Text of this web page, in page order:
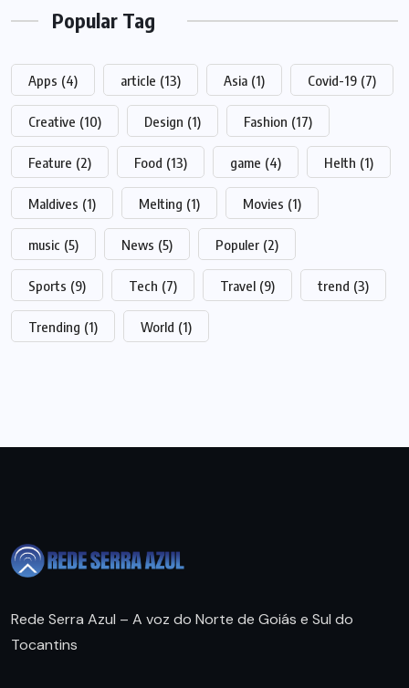
Popular Tag
Apps (4) article (13) Asia (1) Covid-19 (7)
Creative (10) Design (1) Fashion (17)
Feature (2) Food (13) game (4) Helth (1)
Maldives (1) Melting (1) Movies (1)
music (5) News (5) Populer (2)
Sports (9) Tech (7) Travel (9) trend (3)
Trending (1) World (1)
Rede Serra Azul – A voz do Norte de Goiás e Sul do
Tocantins